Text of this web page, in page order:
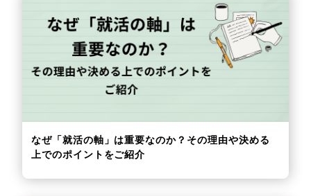
なぜ「就活の軸」は重要なのか？その理由や決める
上でのポイントをご紹介